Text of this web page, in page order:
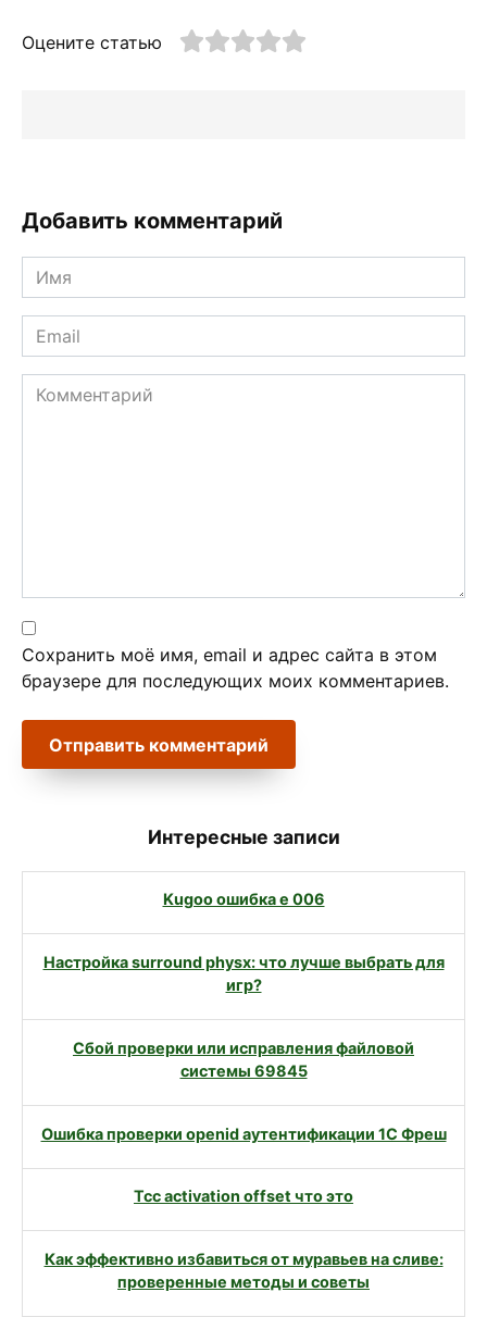
Оцените статью
Добавить комментарий
Имя
*
Email
*
Комментарий
Сохранить моё имя, email и адрес сайта в этом
браузере для последующих моих комментариев.
Интересные записи
Kugoo ошибка e 006
Настройка surround physx: что лучше выбрать для
игр?
Сбой проверки или исправления файловой
системы 69845
Ошибка проверки openid аутентификации 1С Фреш
Tcc activation offset что это
Как эффективно избавиться от муравьев на сливе:
проверенные методы и советы